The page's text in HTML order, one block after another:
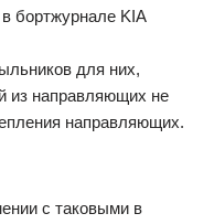
для них,
из направляющих не
направляющих.
с таковыми в